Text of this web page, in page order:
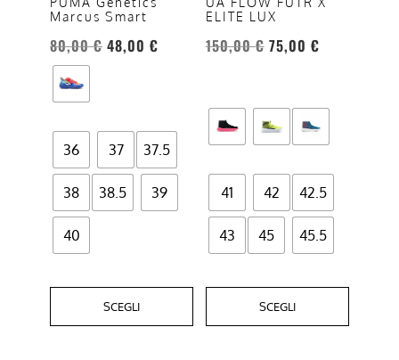
Marcus Smart
80,00€ 48,00 €
36 37 37.5
38 38.5 39
40
SCEGLI
possono
essere
scelte
nella
del
prodotto
ELITE LUX
150,00€ 75,00 €
41 42 42.5
43 45 45.5
SCEGLI
possono
essere
pagina
del